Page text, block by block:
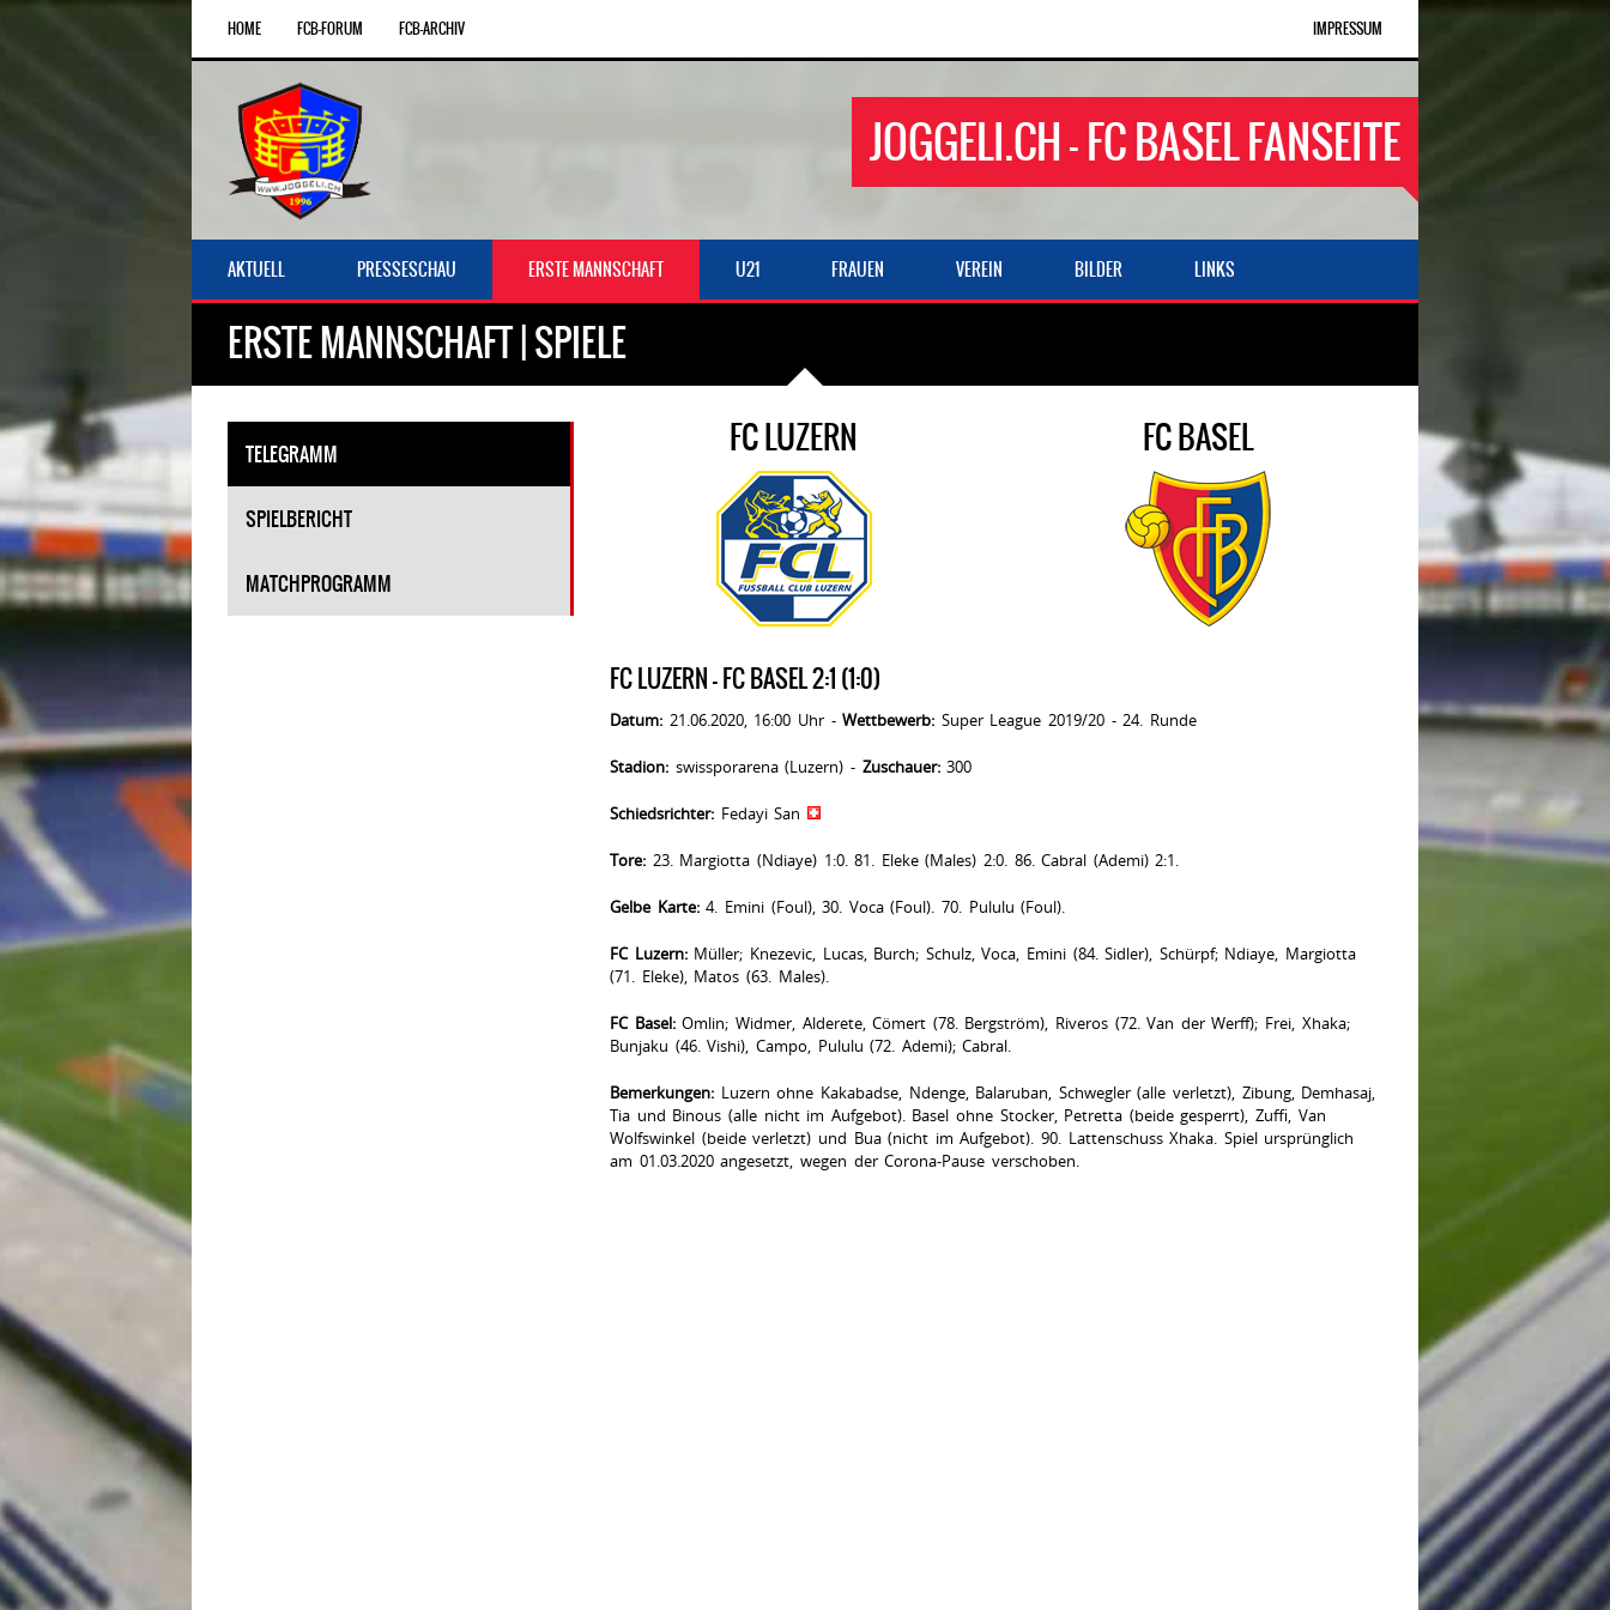
HOME FCB-FORUM FCB-ARCHIV IMPRESSUM
JOGGELI.CH - FC BASEL FANSEITE
AKTUELL PRESSESCHAU ERSTE MANNSCHAFT U21 FRAUEN VEREIN BILDER LINKS
ERSTE MANNSCHAFT | SPIELE
TELEGRAMM
SPIELBERICHT
MATCHPROGRAMM
FC LUZERN FC BASEL
FC LUZERN - FC BASEL 2:1 (1:0)
Datum: 21.06.2020, 16:00 Uhr -Wettbewerb: Super League 2019/20 - 24. Runde
Stadion: swissporarena (Luzern) - Zuschauer:300
Schiedsrichter: Fedayi San
Tore: 23. Margiotta (Ndiaye) 1:0. 81. Eleke (Males) 2:0. 86. Cabral (Ademi) 2:1.
Gelbe Karte:4. Emini (Foul), 30. Voca (Foul). 70. Pululu (Foul).
FC Luzern:Müller; Knezevic, Lucas, Burch; Schulz, Voca, Emini (84. Sidler), Schürpf; Ndiaye, Margiotta
(71. Eleke), Matos (63. Males).
FC Basel:Omlin; Widmer, Alderete, Cömert (78. Bergström), Riveros (72. Van der Werff); Frei, Xhaka;
Bunjaku (46. Vishi), Campo, Pululu (72. Ademi); Cabral.
Bemerkungen: Luzern ohne Kakabadse, Ndenge, Balaruban, Schwegler (alle verletzt), Zibung, Demhasaj,
Tia und Binous (alle nicht im Aufgebot). Basel ohne Stocker, Petretta (beide gesperrt), Zuffi, Van
Wolfswinkel (beide verletzt) und Bua (nicht im Aufgebot). 90. Lattenschuss Xhaka. Spiel ursprünglich
am 01.03.2020 angesetzt, wegen der Corona-Pause verschoben.